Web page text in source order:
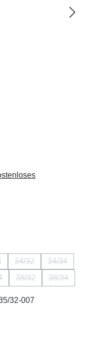
Option ist zurzeit nicht
34/32
(Diese Option ist
34/34
(Diese
38/32 38/34
32-007